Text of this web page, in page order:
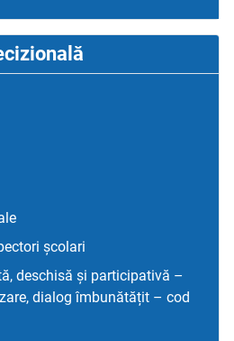
școlari
deschisă și participativă –
dialog îmbunătățit – cod